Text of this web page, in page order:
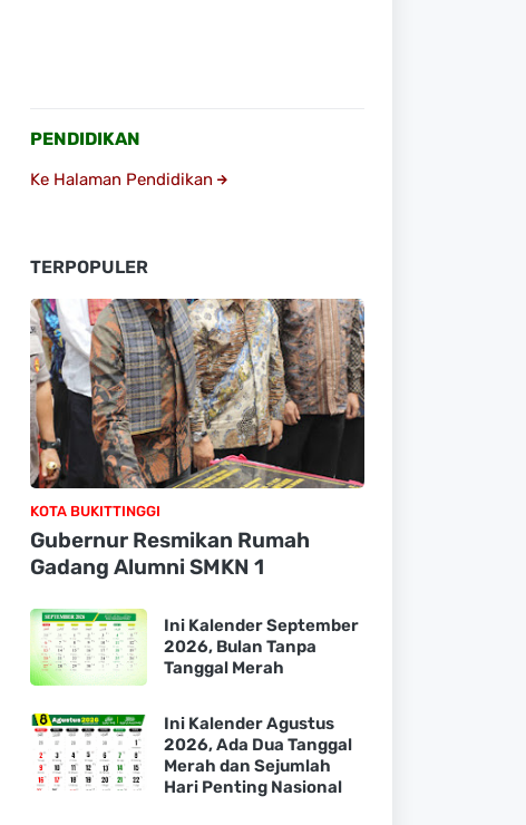
PENDIDIKAN
Ke Halaman Pendidikan
TERPOPULER
KOTA BUKITTINGGI
Gubernur Resmikan Rumah
Gadang Alumni SMKN 1
Ini Kalender September
2026, Bulan Tanpa
Tanggal Merah
Ini Kalender Agustus
2026, Ada Dua Tanggal
Merah dan Sejumlah
Hari Penting Nasional